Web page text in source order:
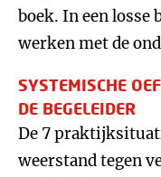
boek. In een losse
werken met de
SYSTEMISCHE
DE BEGELEIDER
De 7
weerstand tegen